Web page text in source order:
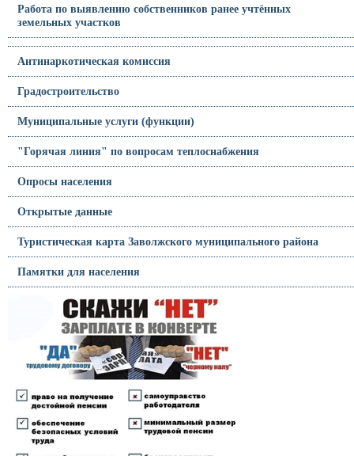
Работа по выявлению собственников ранее учтённых
земельных участков
Антинаркотическая комиссия
Градостроительство
Муниципальные услуги (функции)
"Горячая линия" по вопросам теплоснабжения
Опросы населения
Открытые данные
Туристическая карта Заволжского муниципального района
Памятки для населения